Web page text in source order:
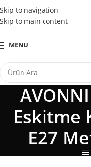
Skip to navigation
Skip to main content
Tüm Kredi Kartlarına
MENU
Eskitme
E27